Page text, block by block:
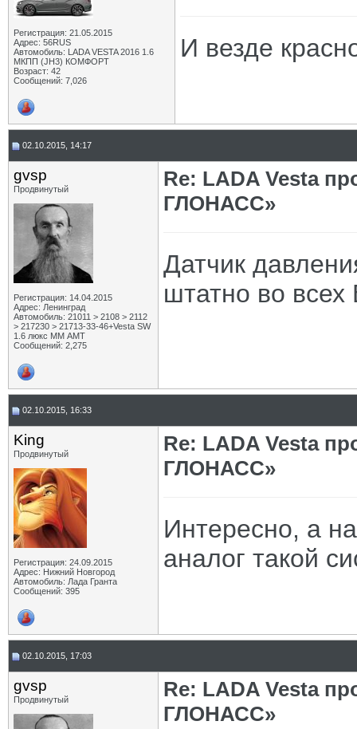
Регистрация: 21.05.2015
Адрес: 56RUS
Автомобиль: LADA VESTA 2016 1.6
МКПП (JH3) КОМФОРТ
Возраст: 42
Сообщений: 7,026
И везде
02.10.2015, 14:17
gvsp
Продвинутый
Регистрация: 14.04.2015
Адрес: Ленинград
Автомобиль: 21011 > 2108 > 2112
> 217230 > 21713-33-46+Vesta SW
1.6 люкс ММ АМТ
Сообщений: 2,275
Re: LADA Vesta
ГЛОНАСС»
Датчик
штатно во всех
02.10.2015, 16:33
King
Продвинутый
Регистрация: 24.09.2015
Адрес: Нижний Новгород
Автомобиль: Лада Гранта
Сообщений: 395
Re: LADA Vesta
ГЛОНАСС»
Интересно, а
аналог такой
02.10.2015, 17:03
gvsp
Продвинутый
Re: LADA Vesta
ГЛОНАСС»